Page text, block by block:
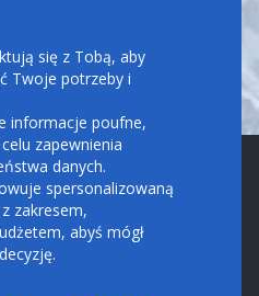
się z Tobą, aby
Twoje potrzeby i
informacje poufne,
zapewnienia
danych.
spersonalizowaną
zakresem,
abyś mógł